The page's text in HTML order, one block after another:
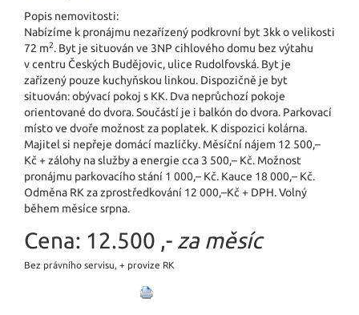
Popis nemovitosti:
Nabízíme k pronájmu nezařízený podkrovní byt 3kk o velikosti
72 m2. Byt je situován ve 3NP cihlového domu bez výtahu
v centru Českých Budějovic, ulice Rudolfovská. Byt je
zařízený pouze kuchyňskou linkou. Dispozičně je byt
situován: obývací pokoj s KK. Dva neprůchozí pokoje
orientované do dvora. Součástí je i balkón do dvora. Parkovací
místo ve dvoře možnost za poplatek. K dispozici kolárna.
Majitel si nepřeje domácí mazlíčky. Měsíční nájem 12 500,–
Kč + zálohy na služby a energie cca 3 500,– Kč. Možnost
pronájmu parkovacího stání 1 000,– Kč. Kauce 18 000,– Kč.
Odměna RK za zprostředkování 12 000,–Kč + DPH. Volný
během měsíce srpna.
Cena: 12.500 ,- za měsíc
Bez právního servisu, + provize RK